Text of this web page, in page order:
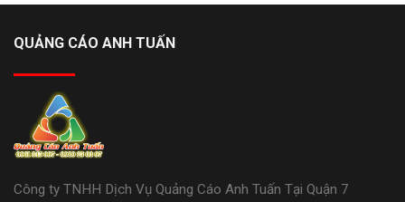
QUẢNG CÁO ANH TUẤN
Công ty TNHH Dịch Vụ Quảng Cáo Anh Tuấn Tại Quận 7